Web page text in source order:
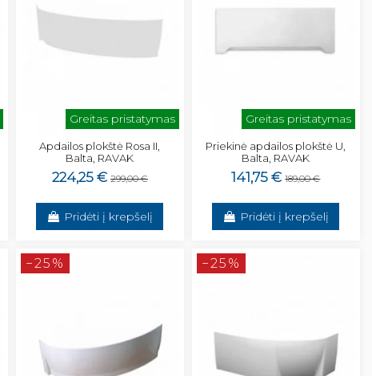
Greitas pristatymas
Apdailos plokštė Rosa II,
Balta, RAVAK
224,25 € 299,00 €
Pridėti į krepšelį
Greitas pristatymas
Priekinė apdailos plokštė U,
Balta, RAVAK
141,75 € 189,00 €
Pridėti į krepšelį
−25% −25%